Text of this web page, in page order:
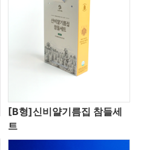
[B형]신비얄기름집 참들세
트